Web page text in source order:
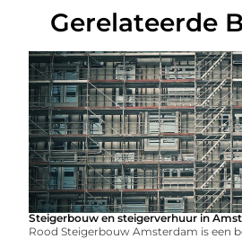
Gerelateerde
Steigerbouw en steigerverhuur in
Rood Steigerbouw Amsterdam is een